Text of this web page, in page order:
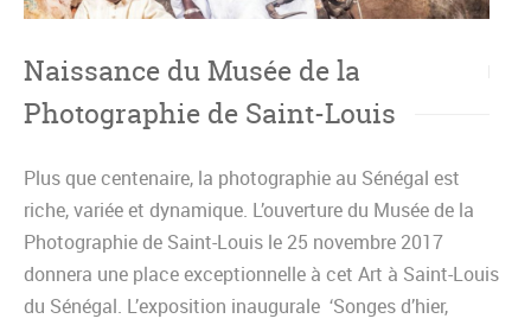
Naissance du Musée de la
Photographie de Saint-Louis
Plus que centenaire, la photographie au Sénégal est
riche, variée et dynamique. L’ouverture du Musée de la
Photographie de Saint-Louis le 25 novembre 2017
donnera une place exceptionnelle à cet Art à Saint-Louis
du Sénégal. L’exposition inaugurale ‘Songes d’hier,